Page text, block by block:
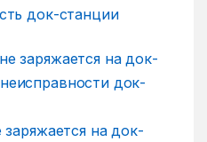
док-станции
заряжается на док-